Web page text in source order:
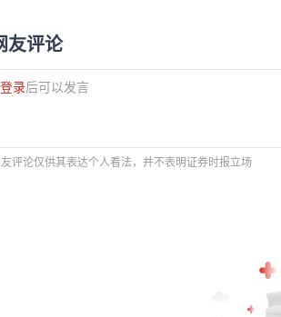
友评论
登录后可以发言
评论仅供其表达个人看法，并不表明证券时报立场